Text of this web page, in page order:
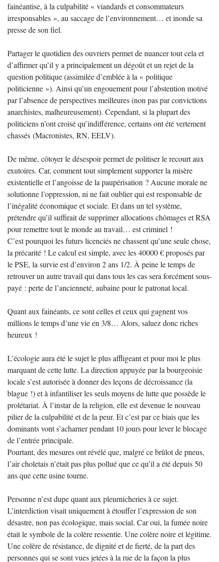
fainéantise, à la culpabilité « viandards et consommateurs
irresponsables », au saccage de l’environnement… et inonde sa
presse de son fiel.
Partager le quotidien des ouvriers permet de nuancer tout cela et
d’affirmer qu’il y a principalement un dégoût et un rejet de la
question politique (assimilée d’emblée à la « politique
politicienne »). Ainsi qu’un engouement pour l’abstention motivé
par l’absence de perspectives meilleures (non pas par convictions
anarchistes, malheureusement). Cependant, si la plupart des
politiciens n’ont croisé qu’indifférence, certains ont été vertement
chassés (Macronistes, RN, EELV).
De même, côtoyer le désespoir permet de politiser le recourt aux
exutoires. Car, comment tout simplement supporter la misère
existentielle et l’angoisse de la paupérisation ? Aucune morale ne
solutionne l’oppression, ni ne fait oublier qui est responsable de
l’inégalité économique et sociale. Et dans un tel système,
prétendre qu’il suffirait de supprimer allocations chômages et RSA
pour remettre tout le monde au travail… est criminel !
C’est pourquoi les futurs licenciés ne chassent qu’une seule chose,
la précarité ! Le calcul est simple, avec les 40000 € proposés par
le PSE, la survie est d’environ 2 ans 1/2. À peine le temps de
retrouver un autre travail qui dans tous les cas sera forcément sous-
payé : perte de l’ancienneté, aubaine pour le patronat local.
Quant aux fainéants, ce sont celles et ceux qui gagnent vos
millions le temps d’une vie en 3/8… Alors, saluez donc riches
heureux !
L’écologie aura été le sujet le plus affligeant et pour moi le plus
marquant de cette lutte. La direction appuyée par la bourgeoisie
locale s’est autorisée à donner des leçons de décroissance (la
blague !) et à infantiliser les seuls moyens de lutte que possède le
prolétariat. À l’instar de la religion, elle est devenue le nouveau
pilier de la culpabilité et de la peur. Et c’est par ce biais que les
dominants vont s’acharner pendant 10 jours pour lever le blocage
de l’entrée principale.
Pourtant, des mesures ont révélé que, malgré ce brûlot de pneus,
l’air choletais n’était pas plus pollué que ce qu’il a été depuis 50
ans que cette usine tourne.
Personne n’est dupe quant aux pleurnicheries à ce sujet.
L’interdiction visait uniquement à étouffer l’expression de son
désastre, non pas écologique, mais social. Car oui, la fumée noire
était le symbole de la colère ressentie. Une colère noire et légitime.
Une colère de résistance, de dignité et de fierté, de la part des
personnes qui se sont vues jetées à la rue de la façon la plus